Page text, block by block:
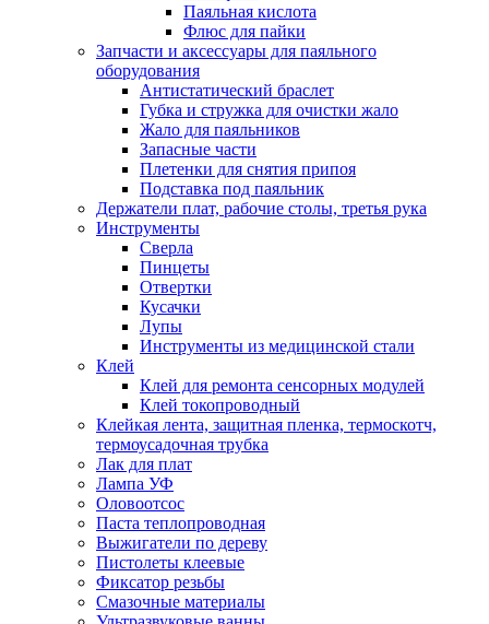
Паяльная кислота
Флюс для пайки
Запчасти и аксессуары для паяльного
оборудования
Антистатический браслет
Губка и стружка для очистки жало
Жало для паяльников
Запасные части
Плетенки для снятия припоя
Подставка под паяльник
Держатели плат, рабочие столы, третья рука
Инструменты
Сверла
Пинцеты
Отвертки
Кусачки
Лупы
Инструменты из медицинской стали
Клей
Клей для ремонта сенсорных модулей
Клей токопроводный
Клейкая лента, защитная пленка, термоскотч,
термоусадочная трубка
Лак для плат
Лампа УФ
Оловоотсос
Паста теплопроводная
Выжигатели по дереву
Пистолеты клеевые
Фиксатор резьбы
Смазочные материалы